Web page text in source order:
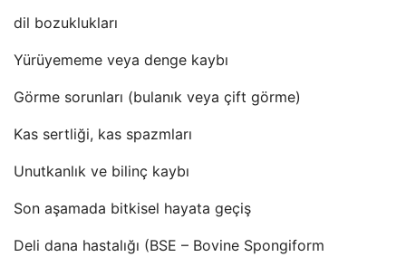
dil bozuklukları
Yürüyememe veya denge kaybı
Görme sorunları (bulanık veya çift görme)
Kas sertliği, kas spazmları
Unutkanlık ve bilinç kaybı
Son aşamada bitkisel hayata geçiş
Deli dana hastalığı (BSE – Bovine Spongiform